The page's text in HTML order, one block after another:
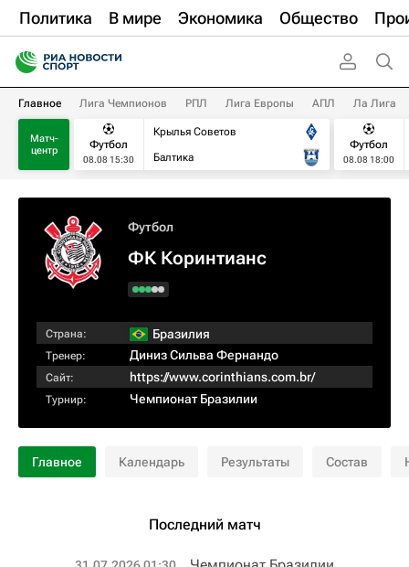
Политика В мире Экономика Общество
Главное Лига Чемпионов РПЛ Лига Европы АПЛ Ла Лига
Матч-
центр
Футбол
08.08 15:30
Крылья Советов
Балтика
Футбол
08.08 18:00
Футбол
ФК Коринтианс
Страна: Бразилия
Тренер: Диниз Сильва Фернандо
Сайт: https://www.corinthians.com.br/
Турнир: Чемпионат Бразилии
Главное Календарь Результаты Состав
Последний матч